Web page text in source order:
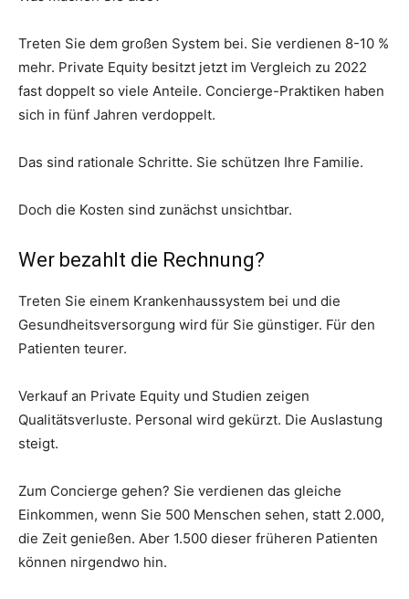
Treten Sie dem großen System bei. Sie verdienen 8-10 %
mehr. Private Equity besitzt jetzt im Vergleich zu 2022
fast doppelt so viele Anteile. Concierge-Praktiken haben
sich in fünf Jahren verdoppelt.
Das sind rationale Schritte. Sie schützen Ihre Familie.
Doch die Kosten sind zunächst unsichtbar.
Wer bezahlt die Rechnung?
Treten Sie einem Krankenhaussystem bei und die
Gesundheitsversorgung wird für Sie günstiger. Für den
Patienten teurer.
Verkauf an Private Equity und Studien zeigen
Qualitätsverluste. Personal wird gekürzt. Die Auslastung
steigt.
Zum Concierge gehen? Sie verdienen das gleiche
Einkommen, wenn Sie 500 Menschen sehen, statt 2.000,
die Zeit genießen. Aber 1.500 dieser früheren Patienten
können nirgendwo hin.